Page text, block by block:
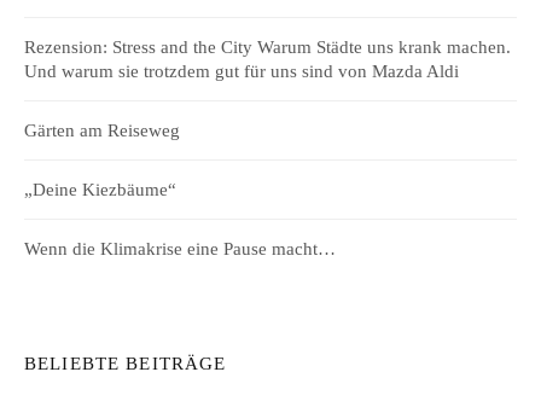
Rezension: Stress and the City Warum Städte uns krank machen.
Und warum sie trotzdem gut für uns sind von Mazda Aldi
Gärten am Reiseweg
„Deine Kiezbäume“
Wenn die Klimakrise eine Pause macht…
BELIEBTE BEITRÄGE